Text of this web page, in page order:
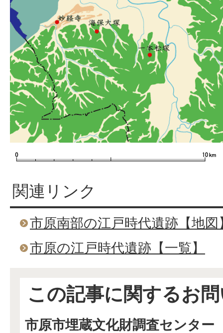
関連リンク
市原南部の江戸時代遺跡【地図
市原の江戸時代遺跡【一覧】
この記事に関するお
市原市埋蔵文化財調査センター